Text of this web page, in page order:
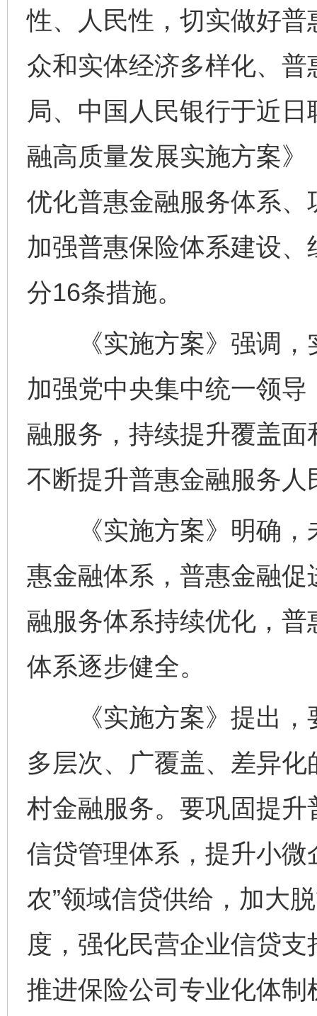
性、人民性，切实做好
众和实体经济多样化、
局、中国人民银行于近
融高质量发展实施方案
优化普惠金融服务体系
加强普惠保险体系建设
分16条措施。
《实施方案》强调，
加强党中央集中统一领
融服务，持续提升覆盖
不断提升普惠金融服务
《实施方案》明确，
惠金融体系，普惠金融
融服务体系持续优化，
体系逐步健全。
《实施方案》提出，
多层次、广覆盖、差异
村金融服务。要巩固提
信贷管理体系，提升小微
农”领域信贷供给，加大
度，强化民营企业信贷
推进保险公司专业化体